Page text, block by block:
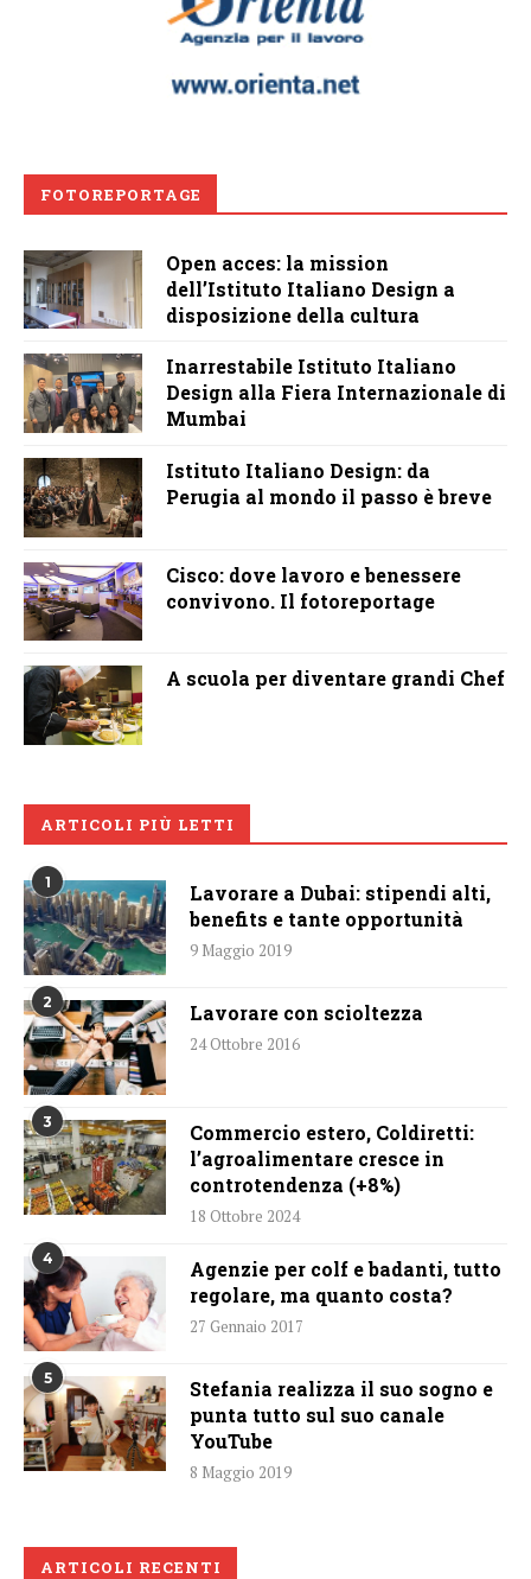
FOTOREPORTAGE
Open acces: la mission
dell’Istituto Italiano Design a
disposizione della cultura
Inarrestabile Istituto Italiano
Design alla Fiera Internazionale di
Mumbai
Istituto Italiano Design: da
Perugia al mondo il passo è breve
Cisco: dove lavoro e benessere
convivono. Il fotoreportage
A scuola per diventare grandi Chef
ARTICOLI PIÙ LETTI
1
Lavorare a Dubai: stipendi alti,
benefits e tante opportunità
9 Maggio 2019
2 Lavorare con scioltezza
24 Ottobre 2016
3
Commercio estero, Coldiretti:
l’agroalimentare cresce in
controtendenza (+8%)
18 Ottobre 2024
4
Agenzie per colf e badanti, tutto
regolare, ma quanto costa?
27 Gennaio 2017
5
Stefania realizza il suo sogno e
punta tutto sul suo canale
YouTube
8 Maggio 2019
ARTICOLI RECENTI